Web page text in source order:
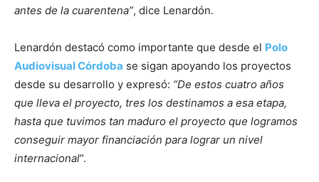
antes de la cuarentena”, dice Lenardón.
Lenardón destacó como importante que desde el Polo
Audiovisual Córdoba se sigan apoyando los proyectos
desde su desarrollo y expresó: “De estos cuatro años
que lleva el proyecto, tres los destinamos a esa etapa,
hasta que tuvimos tan maduro el proyecto que logramos
conseguir mayor financiación para lograr un nivel
internacional”.